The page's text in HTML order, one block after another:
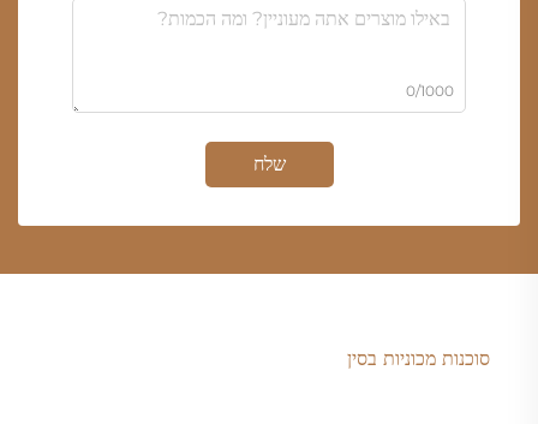
0/1000
שלח
סוכנות מכוניות בסין